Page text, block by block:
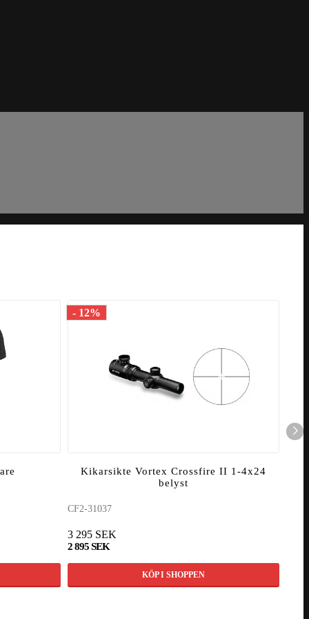
- 12%
Kikarsikte Vortex Crossfire II 1-4x24
belyst
CF2-31037
3 295 SEK
2 895 SEK
KÖP I SHOPPEN